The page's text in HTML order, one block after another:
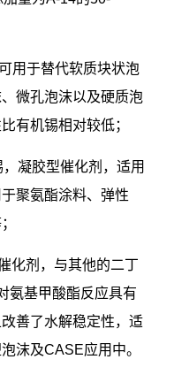
用于替代软质块状泡
微孔泡沫以及硬质泡
有机锡相对较低；
凝胶型催化剂，适用
聚氨酯涂料、弹性
化剂，与其他的二丁
氨基甲酸酯反应具有
善了水解稳定性，适
沫及CASE应用中。